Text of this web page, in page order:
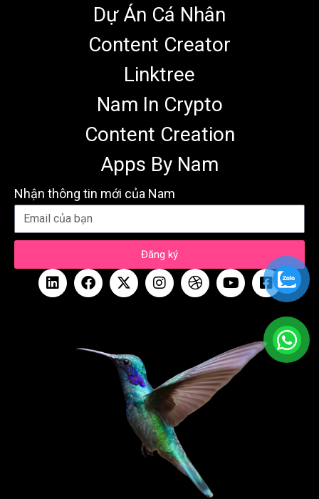
Dự Án Cá Nhân
Content Creator
Linktree
Nam In Crypto
Content Creation
Apps By Nam
Nhận thông tin mới của Nam
Đăng ký